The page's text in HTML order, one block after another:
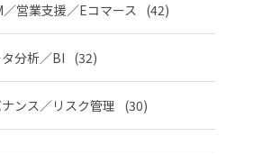
／営業支援／Eコマース (42)
分析／BI (32)
ンス／リスク管理 (30)